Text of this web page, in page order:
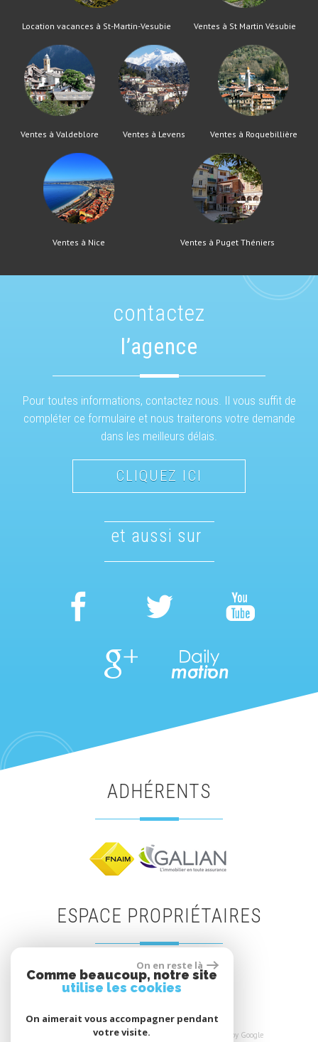
Location vacances à St-Martin-Vesubie Ventes à St Martin Vésubie
Ventes à Valdeblore Ventes à Levens Ventes à Roquebillière
Ventes à Nice Ventes à Puget Théniers
contactez
l’agence
Pour toutes informations, contactez nous. Il vous suffit de
compléter ce formulaire et nous traiterons votre demande
dans les meilleurs délais.
CLIQUEZ ICI
et aussi sur
ADHÉRENTS
ESPACE PROPRIÉTAIRES
Espace propriétaires
© 2026 | Tous droits réservés | Traduction powered by Google
On en reste là
Comme beaucoup, notre site
utilise les cookies
On aimerait vous accompagner pendant
votre visite.